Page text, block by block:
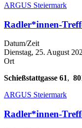
ARGUS Steiermark
Radler*innen-
Datum/Zeit
Dienstag, 25. August
Ort
Schießstattgasse 61,
ARGUS Steiermark
Radler*innen-